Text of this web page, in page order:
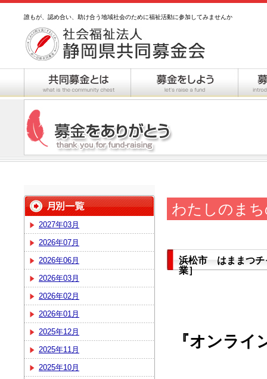
誰もが、認め合い、助け合う地域社会のために福祉活動に参加してみませんか
2027年03月
2026年07月
2026年06月
2026年03月
2026年02月
2026年01月
2025年12月
2025年11月
2025年10月
わたしのま
浜松市 はままつチ
業］
『オンラ